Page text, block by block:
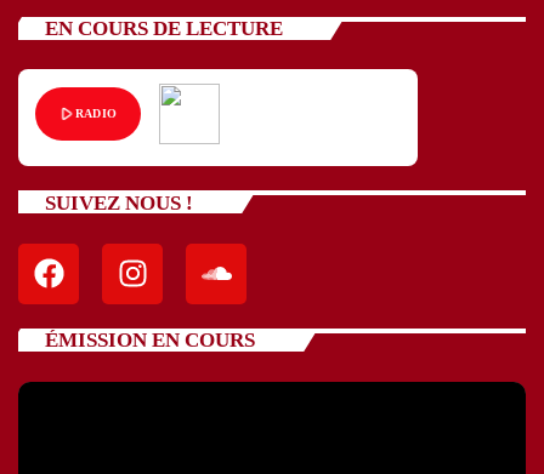
EN COURS DE LECTURE
play_arrowRADIO
SUIVEZ NOUS !
ÉMISSION EN COURS